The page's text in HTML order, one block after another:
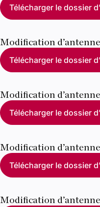
Télécharger le dossier
Modification
Télécharger le dossier
Modification
Télécharger le dossier
Modification
Télécharger le dossier
Modification